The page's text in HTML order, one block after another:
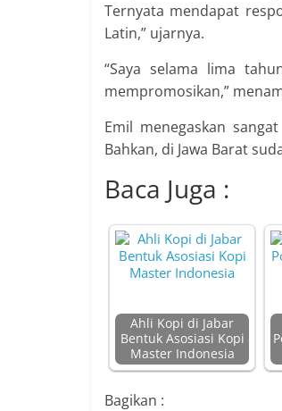
Ternyata mendapat
Latin,” ujarnya.
“Saya selama lima
mempromosikan,”
Emil menegaskan
Bahkan, di Jawa Barat
Baca Juga :
Ahli Kopi di Jabar
Bentuk Asosiasi Kopi
Master Indonesia
Bagikan :